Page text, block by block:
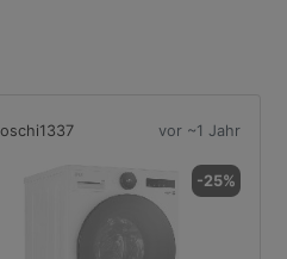
vor ~1 Jahr
-25%